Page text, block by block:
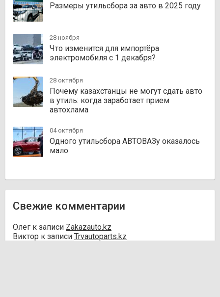
Размеры утильсбора за авто в 2025 году
28 ноября
Что изменится для импортёра
электромобиля с 1 декабря?
28 октября
Почему казахстанцы не могут сдать авто
в утиль: когда заработает прием
автохлама
04 октября
Одного утильсбора АВТОВАЗу оказалось
мало
Свежие комментарии
Олег к записи Zakazauto.kz
Виктор к записи Trvautoparts.kz